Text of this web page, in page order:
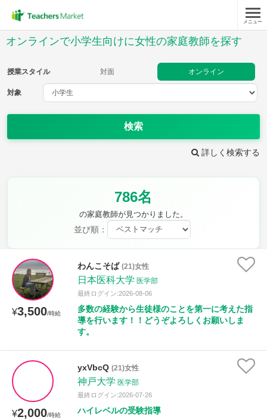
メニュー
オンラインで小学生向けに女性の家庭教師を探す
授業スタイル 対面 オンライン
対象
検索
詳しく検索する
786名
の家庭教師が見つかりました。
並び順：
¥3,500/時給
わんこそば (21)女性
日本医科大学 医学部
最終ログイン:2026-08-06
多数の経験から生徒様のことを第一に考えた指
導を行います！！どうぞよろしくお願いしま
す。
¥2,000/時給
yxVbcQ (21)女性
神戸大学 医学部
最終ログイン:2026-07-26
ハイレベルの受験指導
教科
図画工作
時給：¥1,000 ～ ¥10,000
授業可能日
火曜日 水曜日 木曜日 金曜日
日曜日
所属大学
年齢：18-101歳